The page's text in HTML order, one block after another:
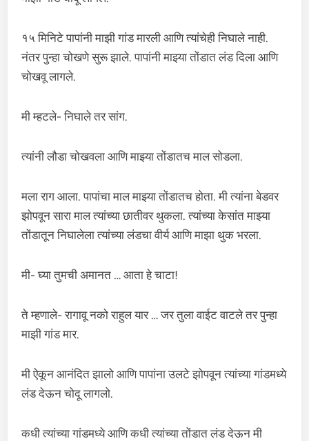
१५ मिनिटे पापांनी माझी गांड मारली आणि त्यांचेही निघाले नाही.
नंतर पुन्हा चोखणे सुरू झाले. पापांनी माझ्या तोंडात लंड दिला आणि
चोखवू लागले.
मी म्हटले- निघाले तर सांग.
त्यांनी लौडा चोखवला आणि माझ्या तोंडातच माल सोडला.
मला राग आला. पापांचा माल माझ्या तोंडातच होता. मी त्यांना बेडवर
झोपवून सारा माल त्यांच्या छातीवर थुकला. त्यांच्या केसांत माझ्या
तोंडातून निघालेला त्यांच्या लंडचा वीर्य आणि माझा थुक भरला.
मी- घ्या तुमची अमानत … आता हे चाटा!
ते म्हणाले- रागावू नको राहुल यार … जर तुला वाईट वाटले तर पुन्हा
माझी गांड मार.
मी ऐकून आनंदित झालो आणि पापांना उलटे झोपवून त्यांच्या गांडमध्ये
लंड देऊन चोदू लागलो.
कधी त्यांच्या गांडमध्ये आणि कधी त्यांच्या तोंडात लंड देऊन मी